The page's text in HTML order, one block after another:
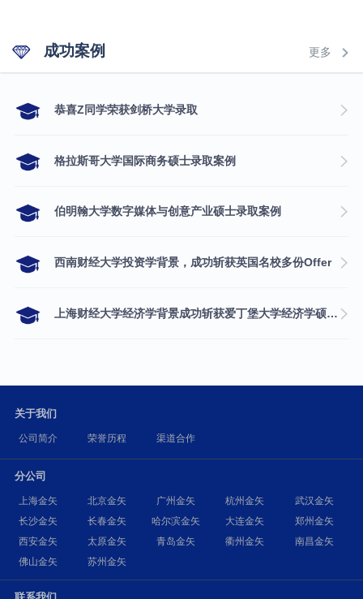
成功案例 更多
​恭喜Z同学荣获剑桥大学录取
格拉斯哥大学国际商务硕士录取案例
伯明翰大学数字媒体与创意产业硕士录取案例
西南财经大学投资学背景，成功斩获英国名校多份Offer
上海财经大学经济学背景成功斩获爱丁堡大学经济学硕士录取
关于我们
公司简介 荣誉历程 渠道合作
分公司
上海金矢 北京金矢 广州金矢 杭州金矢
武汉金矢
长沙金矢
长春金矢 哈尔滨金矢 大连金矢
郑州金矢
西安金矢
太原金矢 青岛金矢 衢州金矢
南昌金矢
佛山金矢
苏州金矢